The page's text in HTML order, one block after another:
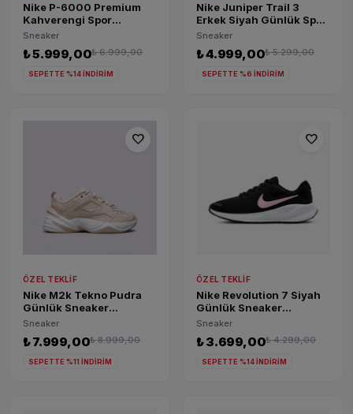
Nike P-6000 Premium
Kahverengi Spor
Ayakkabı IO4668-300
Sneaker
₺ 5.999,00₺ 6.999,00
SEPETTE %14 İNDİRİM
Nike Juniper Trail 3
Erkek Siyah Günlük Spor
Ayakkabısı FQ0904-001
Sneaker
₺ 4.999,00₺ 5.299,00
SEPETTE %6 İNDİRİM
favorite
ÖZEL TEKLIF
Nike M2k Tekno Pudra
Günlük Sneaker
AO3108-202
Sneaker
₺ 7.999,00₺ 8.999,00
SEPETTE %11 İNDİRİM
favorite
ÖZEL TEKLIF
Nike Revolution 7 Siyah
Günlük Sneaker
FB2208-004
Sneaker
₺ 3.699,00₺ 4.299,00
SEPETTE %14 İNDİRİM